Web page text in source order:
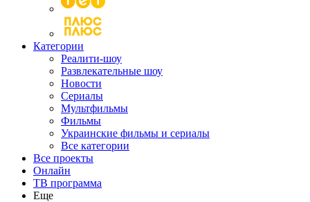
Категории
Реалити-шоу
Развлекательные шоу
Новости
Сериалы
Мультфильмы
Фильмы
Украинские фильмы и сериалы
Все категории
Все проекты
Онлайн
ТВ программа
Еще